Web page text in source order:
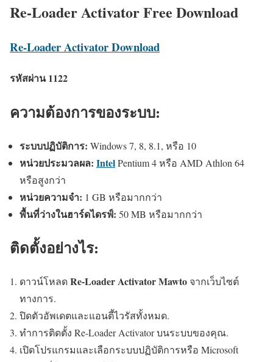
Re-Loader Activator Free Download
Re-Loader Activator Download
รหัสผ่าน 1122
ความต้องการของระบบ:
ระบบปฏิบัติการ: Windows 7, 8, 8.1, หรือ 10
หน่วยประมวลผล: IntelPentium 4 หรือ AMD Athlon 64
หรือสูงกว่า
หน่วยความจำ: 1 GB หรือมากกว่า
พื้นที่ว่างในฮาร์ดไดรฟ์: 50 MB หรือมากกว่า
ติดตั้งอย่างไร:
ดาวน์โหลดRe-Loader Activator Mawto จากเว็บไซต์
ทางการ.
ปิดตัวอัพเดตและแอนตี้ไวรัสทั้งหมด.
ทำการติดตั้ง Re-Loader Activator บนระบบของคุณ.
เปิดโปรแกรมและเลือกระบบปฏิบัติการหรือ Microsoft